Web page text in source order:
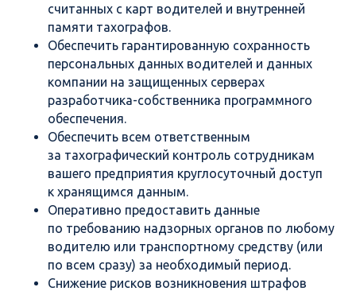
считанных с карт водителей и внутренней
памяти тахографов.
Обеспечить гарантированную сохранность
персональных данных водителей и данных
компании на защищенных серверах
разработчика-собственника программного
обеспечения.
Обеспечить всем ответственным
за тахографический контроль сотрудникам
вашего предприятия круглосуточный доступ
к хранящимся данным.
Оперативно предоставить данные
по требованию надзорных органов по любому
водителю или транспортному средству (или
по всем сразу) за необходимый период.
Снижение рисков возникновения штрафов